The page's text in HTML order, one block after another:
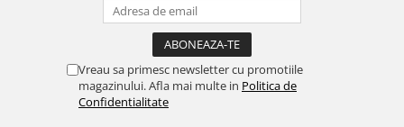
Vreau sa primesc newsletter cu promotiile
magazinului. Afla mai multe in Politica de
Confidentialitate